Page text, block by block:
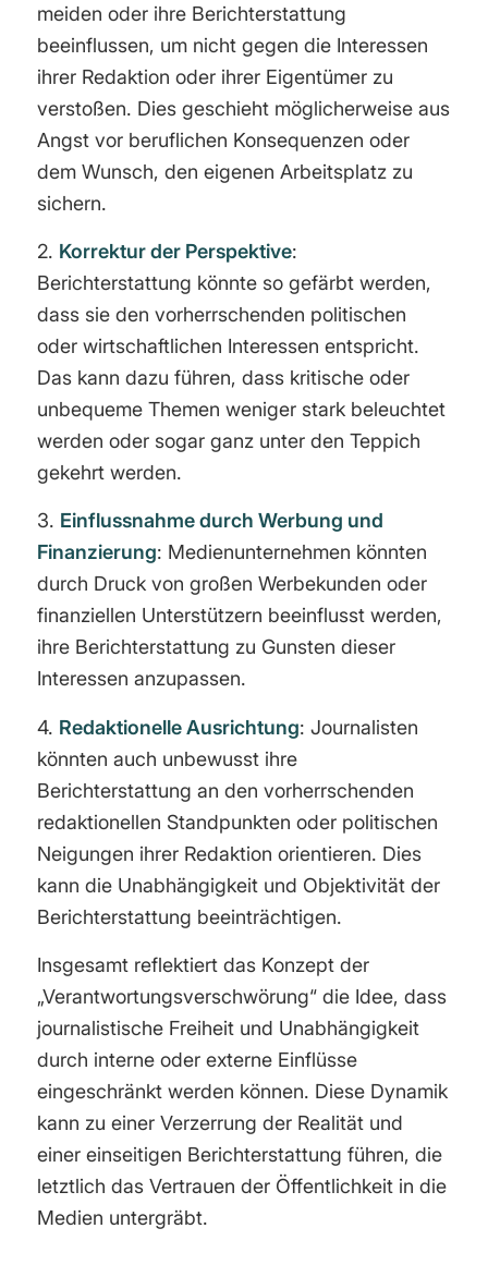
meiden oder ihre Berichterstattung
beeinflussen, um nicht gegen die Interessen
ihrer Redaktion oder ihrer Eigentümer zu
verstoßen. Dies geschieht möglicherweise aus
Angst vor beruflichen Konsequenzen oder
dem Wunsch, den eigenen Arbeitsplatz zu
sichern.
2. Korrektur der Perspektive:
Berichterstattung könnte so gefärbt werden,
dass sie den vorherrschenden politischen
oder wirtschaftlichen Interessen entspricht.
Das kann dazu führen, dass kritische oder
unbequeme Themen weniger stark beleuchtet
werden oder sogar ganz unter den Teppich
gekehrt werden.
3. Einflussnahme durch Werbung und
Finanzierung: Medienunternehmen könnten
durch Druck von großen Werbekunden oder
finanziellen Unterstützern beeinflusst werden,
ihre Berichterstattung zu Gunsten dieser
Interessen anzupassen.
4. Redaktionelle Ausrichtung: Journalisten
könnten auch unbewusst ihre
Berichterstattung an den vorherrschenden
redaktionellen Standpunkten oder politischen
Neigungen ihrer Redaktion orientieren. Dies
kann die Unabhängigkeit und Objektivität der
Berichterstattung beeinträchtigen.
Insgesamt reflektiert das Konzept der
„Verantwortungsverschwörung“ die Idee, dass
journalistische Freiheit und Unabhängigkeit
durch interne oder externe Einflüsse
eingeschränkt werden können. Diese Dynamik
kann zu einer Verzerrung der Realität und
einer einseitigen Berichterstattung führen, die
letztlich das Vertrauen der Öffentlichkeit in die
Medien untergräbt.